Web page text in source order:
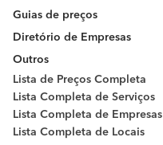
Guias de preços
Diretório de Empresas
Outros
Lista de Preços Completa
Lista Completa de Serviços
Lista Completa de Empresas
Lista Completa de Locais